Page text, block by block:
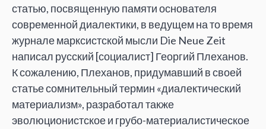
статью, посвященную памяти основателя
современной диалектики, в ведущем на то время
журнале марксистской мысли Die Neue Zeit
написал русский [социалист] Георгий Плеханов.
К сожалению, Плеханов, придумавший в своей
статье сомнительный термин «диалектический
материализм», разработал также
эволюционистское и грубо-материалистическое